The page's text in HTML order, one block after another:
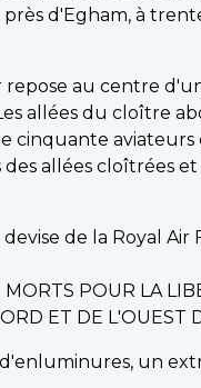
d'Egham, à
repose au centre
allées du cloître
cinquante aviateurs
allées cloîtrées et
de la Royal Air
POUR LA
ET DE L'OUEST
un